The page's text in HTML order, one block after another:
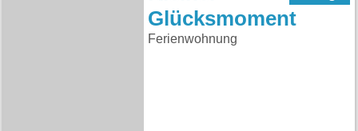
Glücksmoment
Ferienwohnung